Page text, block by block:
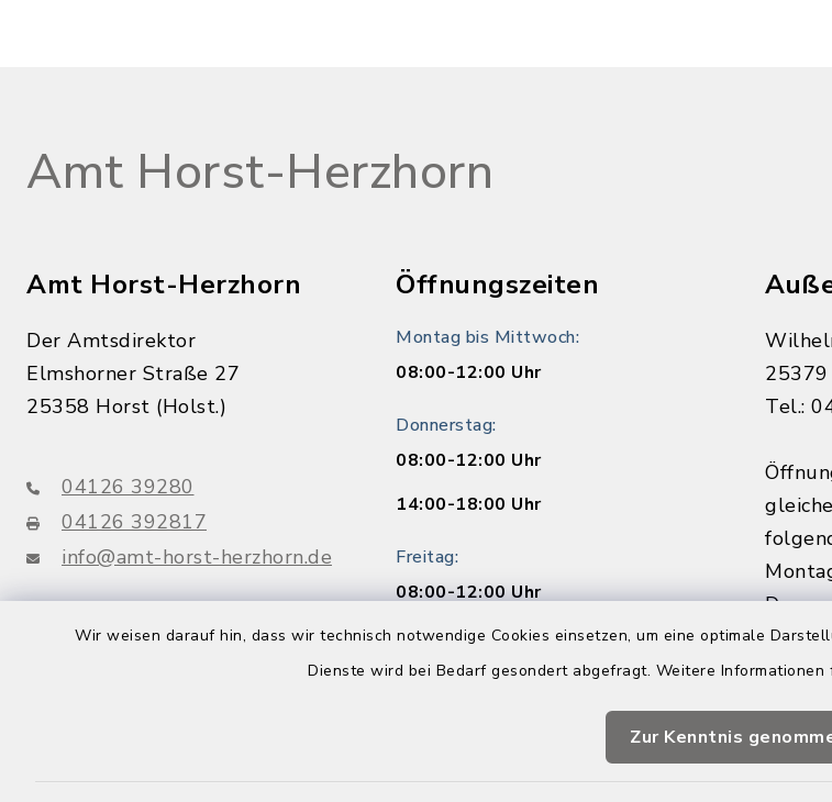
Wir weisen darauf hin, dass wir technisch notwendige Cookies einsetzen, um eine optimale
Dienste wird bei Bedarf gesondert abgefragt. Weitere Informationen
Zur Kenntnis
Amt Horst-Herzhorn
Amt Horst-Herzhorn
Der Amtsdirektor
Elmshorner Straße 27
25358 Horst (Holst.)
04126 39280
04126 392817
info@amt-horst-herzhorn.de
Öffnungszeiten
Montag bis Mittwoch:
08:00-12:00 Uhr
Donnerstag:
08:00-12:00 Uhr
14:00-18:00 Uhr
Freitag:
08:00-12:00 Uhr
Buchen Sie Ihren Termin vorab.
Tel.: